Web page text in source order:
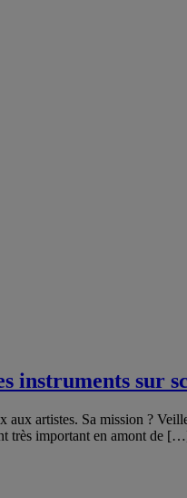
instruments sur
artistes. Sa mission ?
très important en amont de